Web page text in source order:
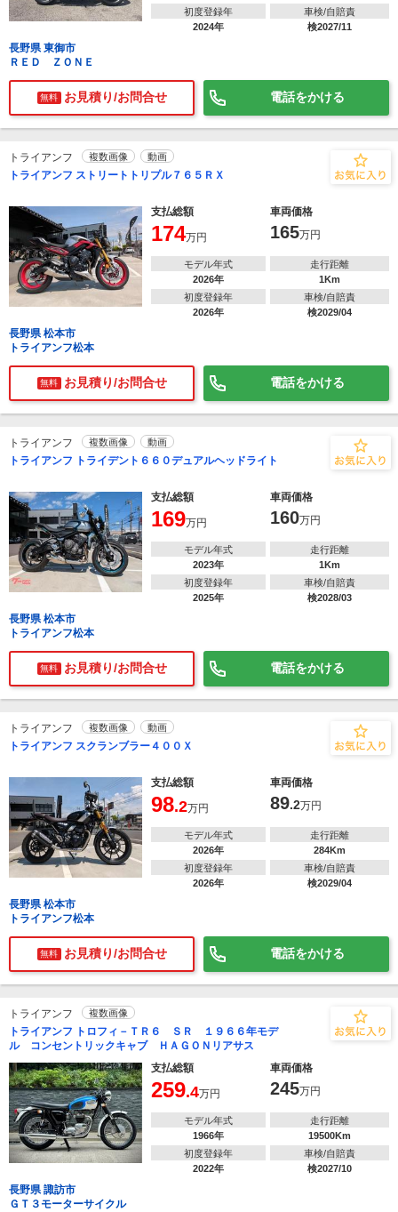
初度登録年
2024年
車検/自賠責
検2027/11
長野県 東御市
ＲＥＤ ＺＯＮＥ
無料 お見積り/お問合せ 電話をかける
トライアンフ 複数画像 動画
トライアンフ ストリートトリプル７６５ＲＸ
支払総額 車両価格
174万円 165万円
モデル年式
2026年
走行距離
1Km
初度登録年
2026年
車検/自賠責
検2029/04
長野県 松本市
トライアンフ松本
無料 お見積り/お問合せ 電話をかける
トライアンフ 複数画像 動画
トライアンフ トライデント６６０デュアルヘッドライト
支払総額 車両価格
169万円 160万円
モデル年式
2023年
走行距離
1Km
初度登録年
2025年
車検/自賠責
検2028/03
長野県 松本市
トライアンフ松本
無料 お見積り/お問合せ 電話をかける
トライアンフ 複数画像 動画
トライアンフ スクランブラー４００Ｘ
支払総額 車両価格
98.2万円 89.2万円
モデル年式
2026年
走行距離
284Km
初度登録年
2026年
車検/自賠責
検2029/04
長野県 松本市
トライアンフ松本
無料 お見積り/お問合せ 電話をかける
トライアンフ 複数画像
トライアンフ トロフィ－ＴＲ６ ＳＲ １９６６年モデ
ル コンセントリックキャブ ＨＡＧＯＮリアサス
支払総額
車両価格
259.4万円 245万円
モデル年式
1966年
走行距離
19500Km
初度登録年
2022年
車検/自賠責
検2027/10
長野県 諏訪市
ＧＴ３モーターサイクル